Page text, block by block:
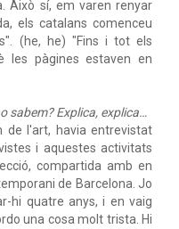
Això sí, em varen renyar
els catalans comenceu
(he, he) "Fins i tot els
les pàgines estaven en
sabem? Explica, explica…
de l'art, havia entrevistat
i aquestes activitats
compartida amb en
de Barcelona. Jo
hi quatre anys, i en vaig
una cosa molt trista. Hi